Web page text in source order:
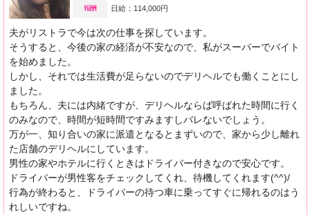
報酬 日給：114,000円
夫がリストラで今は次の仕事を探しています。
そうすると、今後の家の経済が不安なので、私がスーパーでバイト
を始めました。
しかし、それでは生活費が足らないのでデリヘルでも働くことにし
ました。
もちろん、夫には内緒ですが、デリヘルならば呼ばれた時間に行く
のみなので、時間が短時間ですみますしバレないでしょう。
万が一、知り合いの家に派遣となるとまずいので、家から少し離れ
た店舗のデリヘルにしています。
男性の家やホテルに行くときはドライバー付きなので安心です。
ドライバーが男性客をチェックしてくれ、待機してくれます(^^)/
行為が終わると、ドライバーの待つ車に乗ってすぐに帰れるのはう
れしいですね。